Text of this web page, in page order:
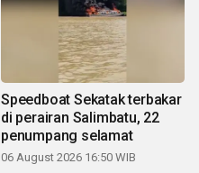
Speedboat Sekatak terbakar
di perairan Salimbatu, 22
penumpang selamat
06 August 2026 16:50 WIB